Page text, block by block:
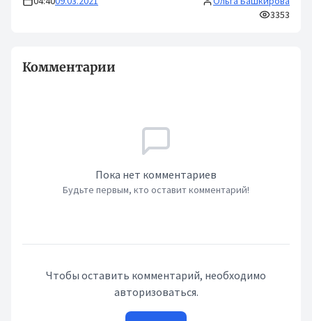
3353
Комментарии
Пока нет комментариев
Будьте первым, кто оставит комментарий!
Чтобы оставить комментарий, необходимо
авторизоваться.